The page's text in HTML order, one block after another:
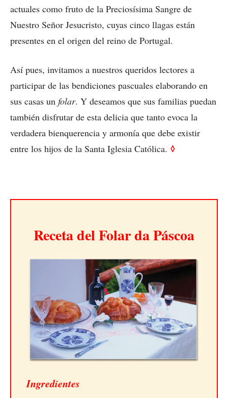
actuales como fruto de la Preciosísima Sangre de
Nuestro Señor Jesucristo, cuyas cinco llagas están
presentes en el origen del reino de Portugal.
Así pues, invitamos a nuestros queridos lectores a
participar de las bendiciones pascuales elaborando en
sus casas un folar. Y deseamos que sus familias puedan
también disfrutar de esta delicia que tanto evoca la
verdadera bienquerencia y armonía que debe existir
entre los hijos de la Santa Iglesia Católica. ◊
Receta del Folar da Páscoa
Ingredientes